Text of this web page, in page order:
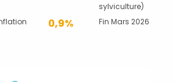
sylviculture)
0,9% Fin Mars 2026